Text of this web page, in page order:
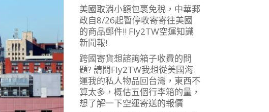
美國取消小額包裹免稅，中華郵
政自8/26起暫停收寄寄往美國
的商品郵件!! Fly2TW空運知識
新聞報!
跨國寄貨想諮詢箱子收費的問
題? 請問Fly2TW我想從美國海
運我的私人物品回台灣，東西不
算太多，概估五個行李箱的量，
想了解一下空運寄送的報價